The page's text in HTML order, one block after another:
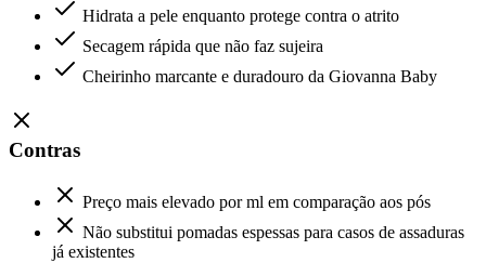
Hidrata a pele enquanto protege contra o atrito
Secagem rápida que não faz sujeira
Cheirinho marcante e duradouro da Giovanna Baby
Contras
Preço mais elevado por ml em comparação aos pós
Não substitui pomadas espessas para casos de assaduras
já existentes